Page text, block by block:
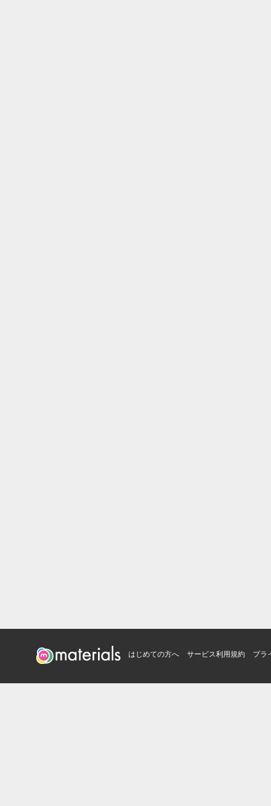
はじめての方へ サービス利用規約 プラ